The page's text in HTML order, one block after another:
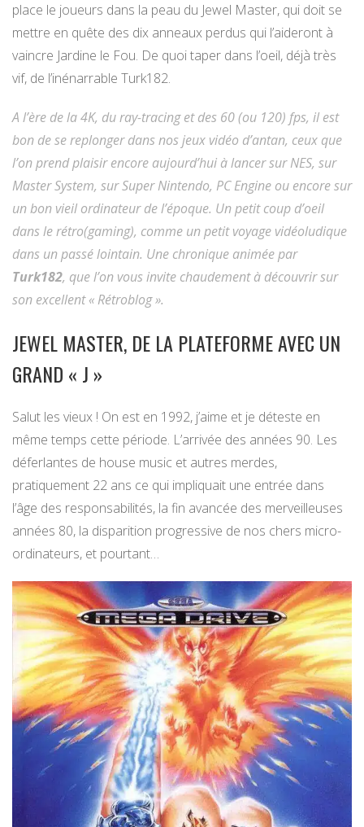
place le joueurs dans la peau du Jewel Master, qui doit se
mettre en quête des dix anneaux perdus qui l’aideront à
vaincre Jardine le Fou. De quoi taper dans l’oeil, déjà très
vif, de l’inénarrable Turk182.
A l’ère de la 4K, du ray-tracing et des 60 (ou 120) fps, il est
bon de se replonger dans nos jeux vidéo d’antan, ceux que
l’on prend plaisir encore aujourd’hui à lancer sur NES, sur
Master System, sur Super Nintendo, PC Engine ou encore sur
un bon vieil ordinateur de l’époque. Un petit coup d’oeil
dans le rétro(gaming), comme un petit voyage vidéoludique
dans un passé lointain. Une chronique animée par
Turk182, que l’on vous invite chaudement à découvrir sur
son excellent « Rétroblog ».
JEWEL MASTER, DE LA PLATEFORME AVEC UN
GRAND « J »
Salut les vieux ! On est en 1992, j’aime et je déteste en
même temps cette période. L’arrivée des années 90. Les
déferlantes de house music et autres merdes,
pratiquement 22 ans ce qui impliquait une entrée dans
l’âge des responsabilités, la fin avancée des merveilleuses
années 80, la disparition progressive de nos chers micro-
ordinateurs, et pourtant…